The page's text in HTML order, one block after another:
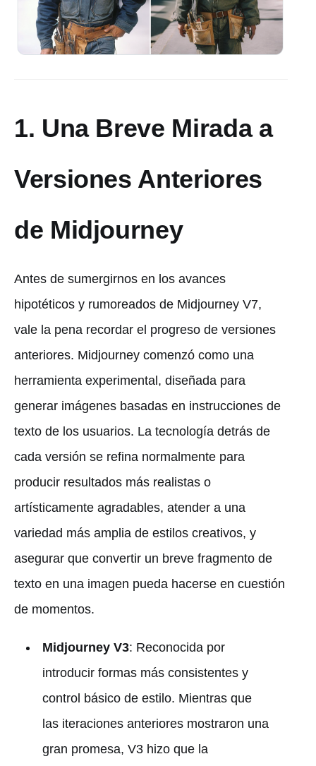
1. Una Breve Mirada a
Versiones Anteriores
de Midjourney
Antes de sumergirnos en los avances
hipotéticos y rumoreados de Midjourney V7,
vale la pena recordar el progreso de versiones
anteriores. Midjourney comenzó como una
herramienta experimental, diseñada para
generar imágenes basadas en instrucciones de
texto de los usuarios. La tecnología detrás de
cada versión se refina normalmente para
producir resultados más realistas o
artísticamente agradables, atender a una
variedad más amplia de estilos creativos, y
asegurar que convertir un breve fragmento de
texto en una imagen pueda hacerse en cuestión
de momentos.
Midjourney V3: Reconocida por
introducir formas más consistentes y
control básico de estilo. Mientras que
las iteraciones anteriores mostraron una
gran promesa, V3 hizo que la